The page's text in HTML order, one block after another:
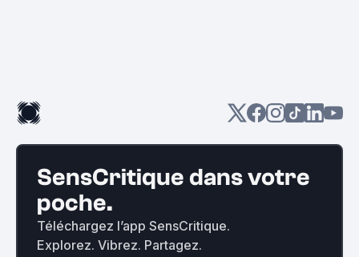
SensCritique dans votre
poche.
Téléchargez l’app SensCritique.
Explorez. Vibrez. Partagez.